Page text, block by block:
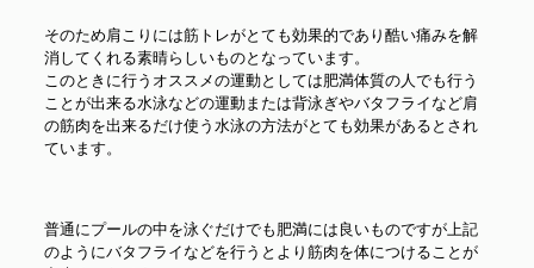
そのため肩こりには筋トレがとても効果的であり酷い痛みを解
消してくれる素晴らしいものとなっています。
このときに行うオススメの運動としては肥満体質の人でも行う
ことが出来る水泳などの運動または背泳ぎやバタフライなど肩
の筋肉を出来るだけ使う水泳の方法がとても効果があるとされ
ています。
普通にプールの中を泳ぐだけでも肥満には良いものですが上記
のようにバタフライなどを行うとより筋肉を体につけることが